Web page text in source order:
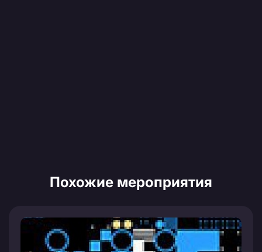
Похожие мероприятия